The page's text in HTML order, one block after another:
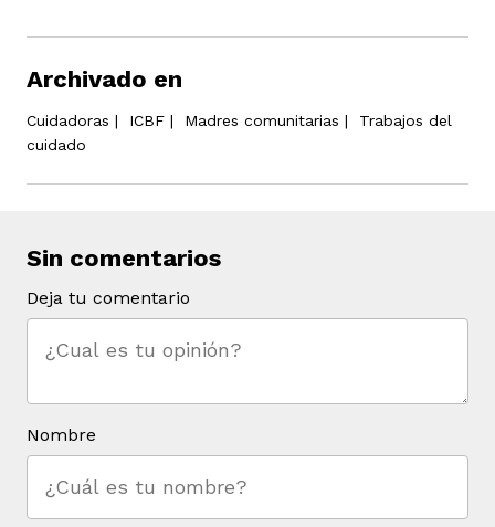
Archivado en
Cuidadoras | ICBF | Madres comunitarias | Trabajos del
cuidado
Sin comentarios
Deja tu comentario
Nombre